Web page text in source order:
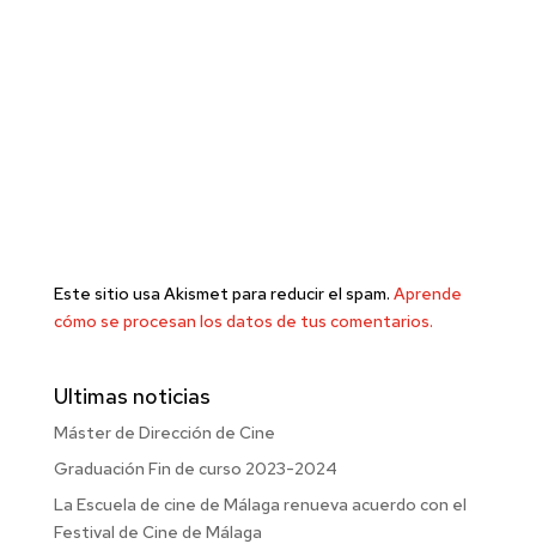
Este sitio usa Akismet para reducir el spam. Aprende
cómo se procesan los datos de tus comentarios.
Ultimas noticias
Máster de Dirección de Cine
Graduación Fin de curso 2023-2024
La Escuela de cine de Málaga renueva acuerdo con el
Festival de Cine de Málaga